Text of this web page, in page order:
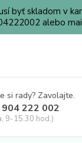
skladom v
alebo
si rady? Zavolajte.
222 002
9-15.30 hod.)